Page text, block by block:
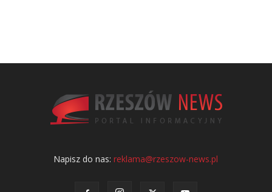
Napisz do nas:reklama@rzeszow-news.pl